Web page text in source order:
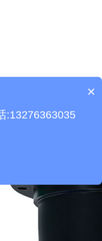
质保时间是多久？
×
:13276363035